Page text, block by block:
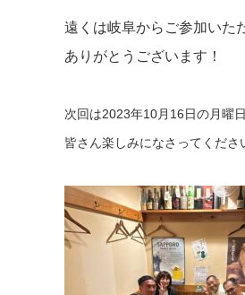
遠くは岐阜からご参加いた
ありがとうございます！
次回は2023年10月16日の月曜
皆さん楽しみになさってくださ